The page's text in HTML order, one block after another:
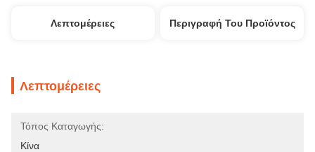
Λεπτομέρειες Περιγραφή Του Προϊόντος
Λεπτομέρειες
Τόπος Καταγωγής:
Κίνα